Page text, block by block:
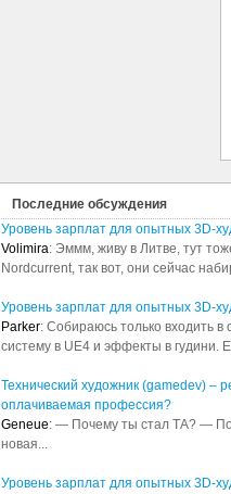
Последние обсуждения
Уровень зарплат для опытных 3D-
Volimira: Эммм, живу в Литве, тут
Nordcurrent, так вот, они сейчас
Уровень зарплат для опытных 3D-
Parker: Собираюсь только входить в
систему в UE4 и эффекты в гудини.
Технический художник (gamedev) –
оплачиваемая профессия?
Geneue: — Почему ты стал ТА? —
новая...
Уровень зарплат для опытных 3D-